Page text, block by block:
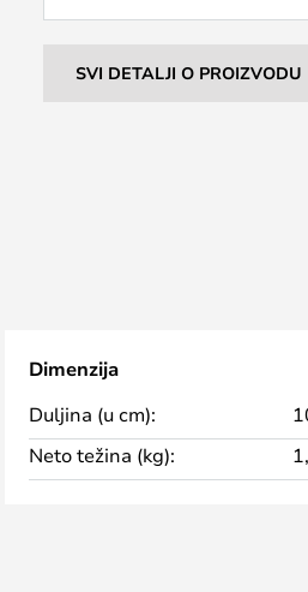
SVI DETALJI O PROIZVODU
Dimenzija
Duljina (u cm):
Neto težina (kg):